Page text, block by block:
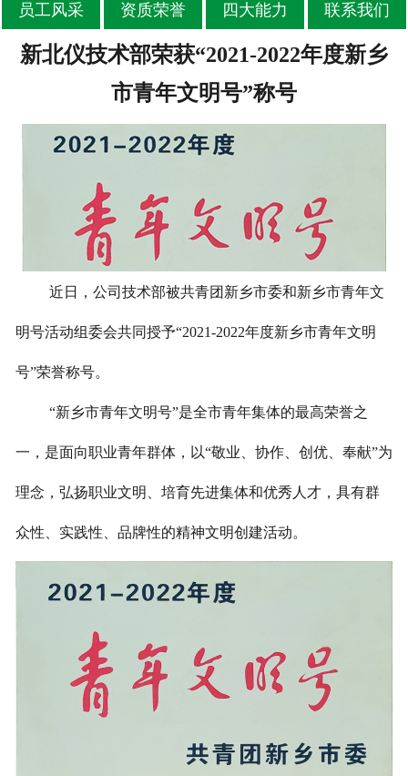
员工风采 资质荣誉 四大能力 联系我们
新北仪技术部荣获“2021-2022年度新乡
市青年文明号”称号
近日，公司技术部被共青团新乡市委和新乡市青年文
明号活动组委会共同授予“2021-2022年度新乡市青年文明
号”荣誉称号。
“新乡市青年文明号”是全市青年集体的最高荣誉之
一，是面向职业青年群体，以“敬业、协作、创优、奉献”为
理念，弘扬职业文明、培育先进集体和优秀人才，具有群
众性、实践性、品牌性的精神文明创建活动。